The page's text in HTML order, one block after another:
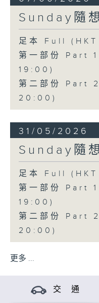
Sunday隨
足本 Full
第一部份 Part
19:00)
第二部份 Part
20:00)
31/05/2026
Sunday隨
足本 Full
第一部份 Part
19:00)
第二部份 Part
20:00)
更多 ...
交 通